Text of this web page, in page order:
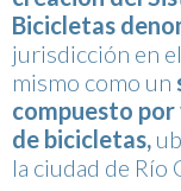
Bicicletas
jurisdicción en
mismo como un
compuesto por
de bicicletas,
la ciudad de Río